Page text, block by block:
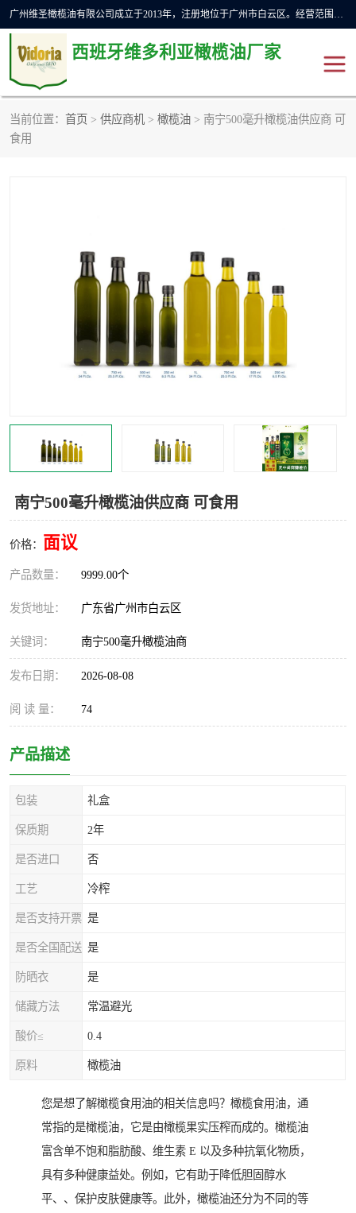
广州维圣橄榄油有限公司成立于2013年，注册地位于广州市白云区。经营范围包括饲料原料销售;畜牧渔业饲料销售;化妆品批发;贸易经纪;食品进出口等，主要产品有：橄榄果渣油，橄榄油，纯橄榄油等。
西班牙维多利亚橄榄油厂家
当前位置： 首页 > 供应商机 > 橄榄油 > 南宁500毫升橄榄油供应商 可
食用
南宁500毫升橄榄油供应商 可食用
价格： 面议
产品数量： 9999.00个
发货地址： 广东省广州市白云区
关键词： 南宁500毫升橄榄油商
发布日期： 2026-08-08
阅 读 量： 74
产品描述
包装 礼盒
保质期 2年
是否进口 否
工艺 冷榨
是否支持开票 是
是否全国配送 是
防晒衣 是
储藏方法 常温避光
酸价≤ 0.4
原料 橄榄油
您是想了解橄榄食用油的相关信息吗？橄榄食用油，通
常指的是橄榄油，它是由橄榄果实压榨而成的。橄榄油
富含单不饱和脂肪酸、维生素 E 以及多种抗氧化物质，
具有多种健康益处。例如，它有助于降低胆固醇水
平、、保护皮肤健康等。此外，橄榄油还分为不同的等
橄榄油